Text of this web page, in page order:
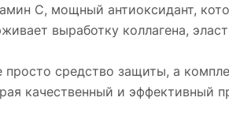
С, мощный антиоксидант,
выработку коллагена,
средство защиты, а
качественный и эффективный